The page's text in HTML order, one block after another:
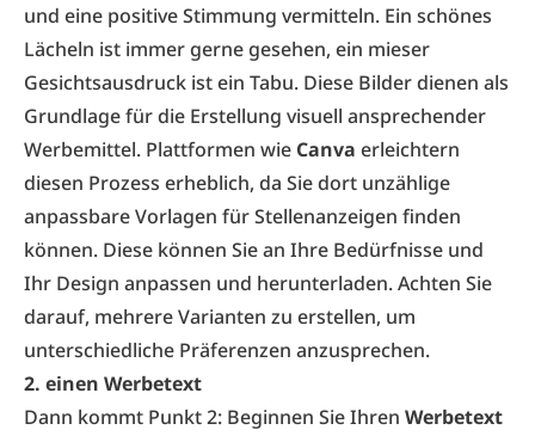
und eine positive Stimmung vermitteln. Ein schönes
Lächeln ist immer gerne gesehen, ein mieser
Gesichtsausdruck ist ein Tabu. Diese Bilder dienen als
Grundlage für die Erstellung visuell ansprechender
Werbemittel. Plattformen wie Canva erleichtern
diesen Prozess erheblich, da Sie dort unzählige
anpassbare Vorlagen für Stellenanzeigen finden
können. Diese können Sie an Ihre Bedürfnisse und
Ihr Design anpassen und herunterladen. Achten Sie
darauf, mehrere Varianten zu erstellen, um
unterschiedliche Präferenzen anzusprechen.
2. einen Werbetext
Dann kommt Punkt 2: Beginnen Sie Ihren Werbetext